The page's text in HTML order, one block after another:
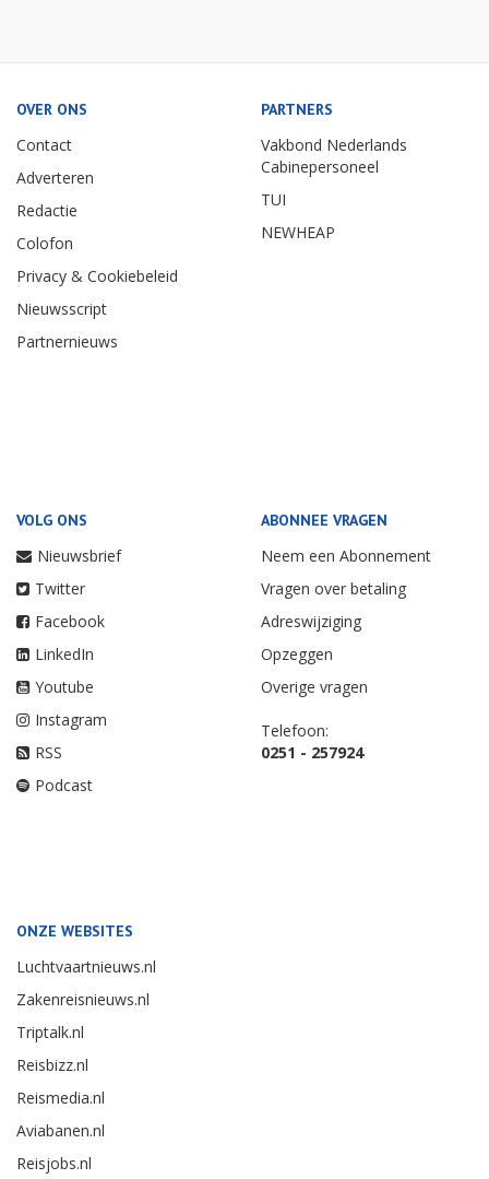
OVER ONS
Contact
Adverteren
Redactie
Colofon
Privacy & Cookiebeleid
Nieuwsscript
Partnernieuws
PARTNERS
Vakbond Nederlands
Cabinepersoneel
TUI
NEWHEAP
VOLG ONS
Nieuwsbrief
Twitter
Facebook
LinkedIn
Youtube
Instagram
RSS
Podcast
ABONNEE VRAGEN
Neem een Abonnement
Vragen over betaling
Adreswijziging
Opzeggen
Overige vragen
Telefoon:
0251 - 257924
ONZE WEBSITES
Luchtvaartnieuws.nl
Zakenreisnieuws.nl
Triptalk.nl
Reisbizz.nl
Reismedia.nl
Aviabanen.nl
Reisjobs.nl